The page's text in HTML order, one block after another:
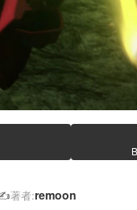
著者:remoon